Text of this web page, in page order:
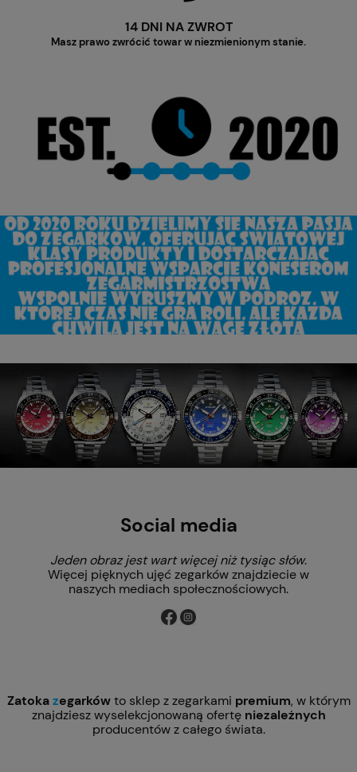
14 DNI NA ZWROT
Masz prawo zwrócić towar w niezmienionym stanie.
Social media
Jeden obraz jest wart więcej niż tysiąc słów.
Więcej pięknych ujęć zegarków znajdziecie w
naszych mediach społecznościowych.
Zatokazegarkówto sklep z zegarkami premium, w którym
znajdziesz wyselekcjonowaną ofertę niezależnych
producentów z całego świata.